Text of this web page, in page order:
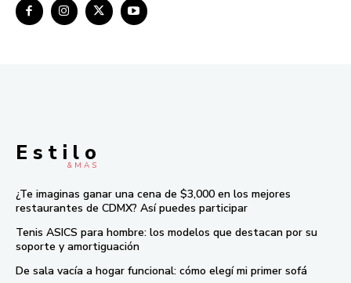
E s t i l o
& M À S
¿Te imaginas ganar una cena de $3,000 en los mejores
restaurantes de CDMX? Así puedes participar
Tenis ASICS para hombre: los modelos que destacan por su
soporte y amortiguación
De sala vacía a hogar funcional: cómo elegí mi primer sofá